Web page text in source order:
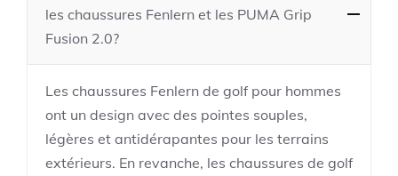
les chaussures Fenlern et les PUMA Grip
Fusion 2.0?
Les chaussures Fenlern de golf pour hommes
ont un design avec des pointes souples,
légères et antidérapantes pour les terrains
extérieurs. En revanche, les chaussures de golf